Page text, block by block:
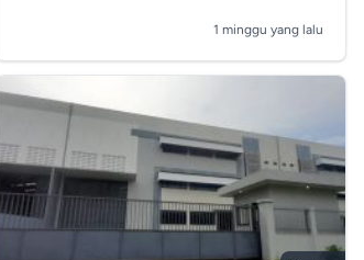
1 minggu yang lalu